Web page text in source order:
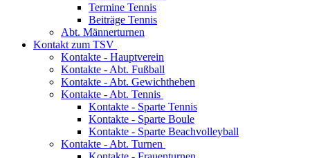
Termine Tennis
Beiträge Tennis
Abt. Männerturnen
Kontakt zum TSV
Kontakte - Hauptverein
Kontakte - Abt. Fußball
Kontakte - Abt. Gewichtheben
Kontakte - Abt. Tennis
Kontakte - Sparte Tennis
Kontakte - Sparte Boule
Kontakte - Sparte Beachvolleyball
Kontakte - Abt. Turnen